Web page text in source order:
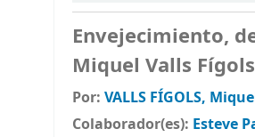
Envejecimiento,
Miquel Valls
Por: VALLS FÍGOLS,
Colaborador(es): Esteve